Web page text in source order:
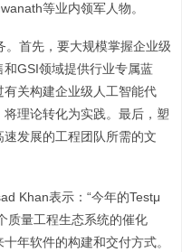
等业内领军人物。
首先，要大规模掌握企业级
GSI领域提供行业专属蓝
关构建企业级人工智能代
理论转化为实践。最后，塑
发展的工程团队所需的文
Khan表示：“今年的Testμ
质量工程生态系统的催化
年软件的构建和交付方式。